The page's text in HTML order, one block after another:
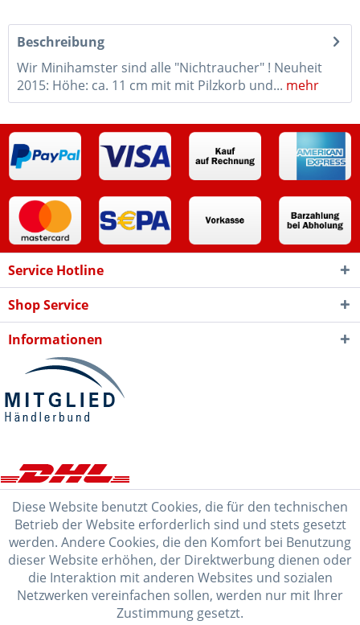
Beschreibung
Wir Minihamster sind alle "Nichtraucher" ! Neuheit
2015: Höhe: ca. 11 cm mit mit Pilzkorb und... mehr
Service Hotline
Shop Service
Informationen
Diese Website benutzt Cookies, die für den technischen
Betrieb der Website erforderlich sind und stets gesetzt
werden. Andere Cookies, die den Komfort bei Benutzung
dieser Website erhöhen, der Direktwerbung dienen oder
die Interaktion mit anderen Websites und sozialen
Netzwerken vereinfachen sollen, werden nur mit Ihrer
Zustimmung gesetzt.